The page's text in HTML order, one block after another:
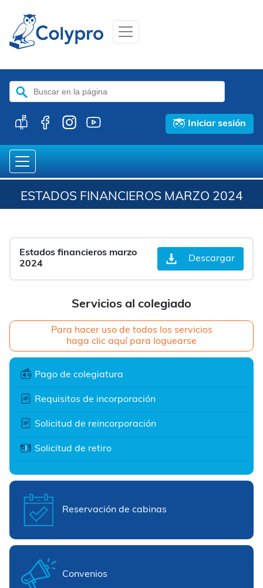
Buscar:
Iniciar sesión
ESTADOS FINANCIEROS MARZO 2024
Servicios al colegiado
Para hacer uso de todos los servicios
haga clic aquí para loguearse
Pago de colegiatura
Requisitos de incorporación
Solicitud de reincorporación
Solicitud de retiro
Reservación de cabinas
Convenios
Estados financieros marzo
2024
Descargar